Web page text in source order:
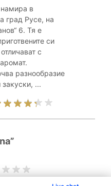
в
град Русе, на
6. Тя е
си
с
разнообразие
закуски, ...